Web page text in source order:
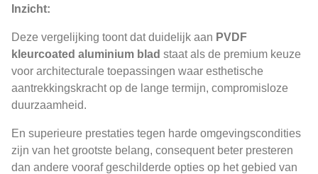
Inzicht:
Deze vergelijking toont dat duidelijk aan PVDF
kleurcoated aluminium blad staat als de premium keuze
voor architecturale toepassingen waar esthetische
aantrekkingskracht op de lange termijn, compromisloze
duurzaamheid.
En superieure prestaties tegen harde omgevingscondities
zijn van het grootste belang, consequent beter presteren
dan andere vooraf geschilderde opties op het gebied van